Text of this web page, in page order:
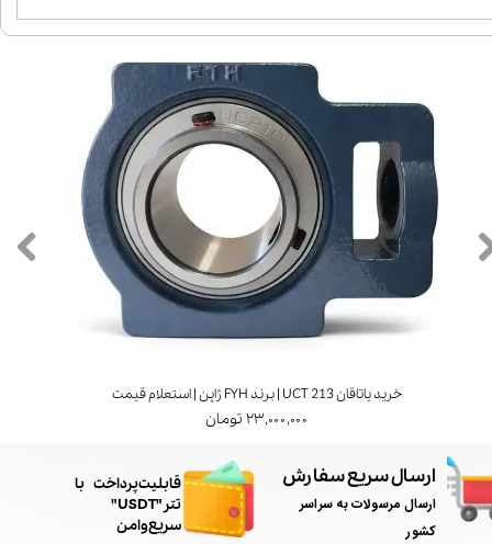
خرید یاتاقان UCT 213 | برند FYH ژاپن | استعلام قیمت
۲۳,۰۰۰,۰۰۰ تومان
ارسال سریع سفارش
ارسال مرسولات به سراسر
کشور
​قابلیت پرداخت با
تتر"USDT"
سریع و امن